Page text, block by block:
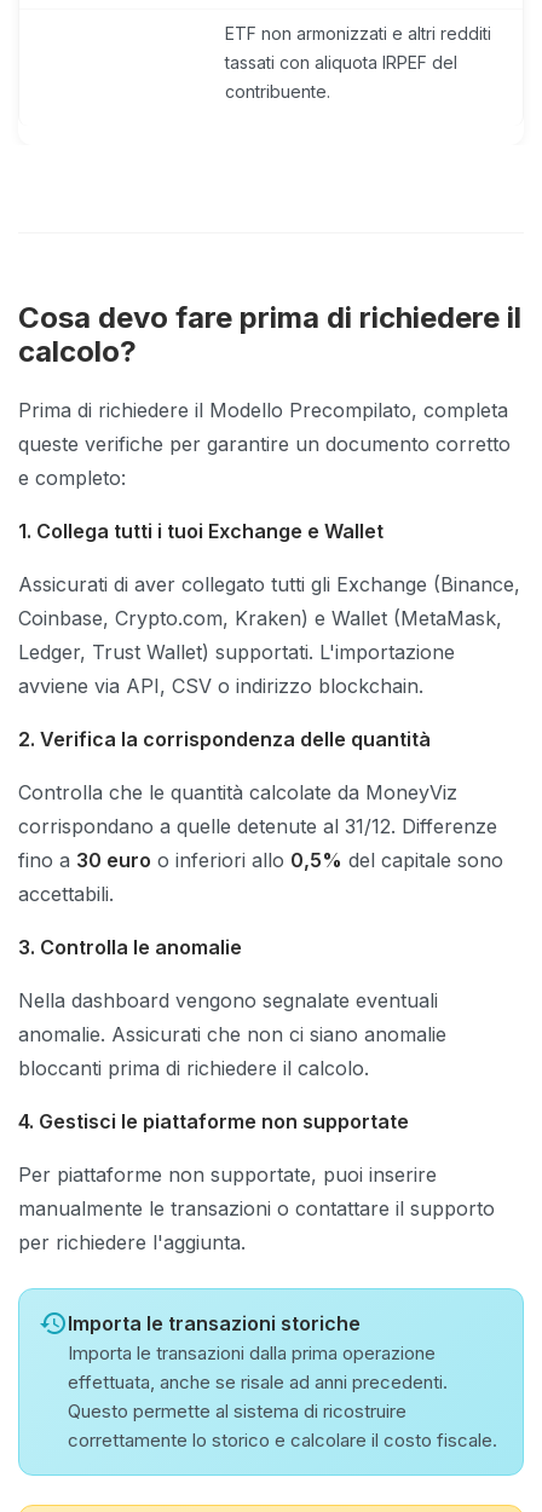
ETF non armonizzati e altri redditi
tassati con aliquota IRPEF del
contribuente.
Cosa devo fare prima di richiedere il
calcolo?
Prima di richiedere il Modello Precompilato, completa
queste verifiche per garantire un documento corretto
e completo:
1. Collega tutti i tuoi Exchange e Wallet
Assicurati di aver collegato tutti gli Exchange (Binance,
Coinbase, Crypto.com, Kraken) e Wallet (MetaMask,
Ledger, Trust Wallet) supportati. L'importazione
avviene via API, CSV o indirizzo blockchain.
2. Verifica la corrispondenza delle quantità
Controlla che le quantità calcolate da MoneyViz
corrispondano a quelle detenute al 31/12. Differenze
fino a 30 euro o inferiori allo 0,5% del capitale sono
accettabili.
3. Controlla le anomalie
Nella dashboard vengono segnalate eventuali
anomalie. Assicurati che non ci siano anomalie
bloccanti prima di richiedere il calcolo.
4. Gestisci le piattaforme non supportate
Per piattaforme non supportate, puoi inserire
manualmente le transazioni o contattare il supporto
per richiedere l'aggiunta.
historyImporta le transazioni storiche
Importa le transazioni dalla prima operazione
effettuata, anche se risale ad anni precedenti.
Questo permette al sistema di ricostruire
correttamente lo storico e calcolare il costo fiscale.